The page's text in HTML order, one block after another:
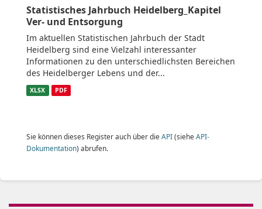
Statistisches Jahrbuch Heidelberg_Kapitel
Ver- und Entsorgung
Im aktuellen Statistischen Jahrbuch der Stadt
Heidelberg sind eine Vielzahl interessanter
Informationen zu den unterschiedlichsten Bereichen
des Heidelberger Lebens und der...
XLSX PDF
Sie können dieses Register auch über die API(siehe API-
Dokumentation) abrufen.